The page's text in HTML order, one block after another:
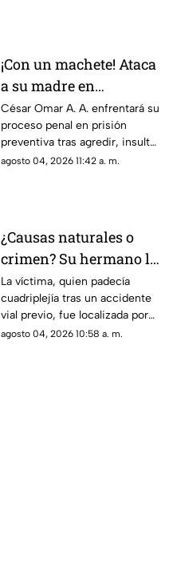
¡Con un machete! Ataca
a su madre en
Chihuahua; la amenazó
por no despertarlo para
ir a trabajar
César Omar A. A. enfrentará su
proceso penal en prisión
preventiva tras agredir, insultar
y amenazar de muerte a su
agosto 04, 2026 11:42 a. m.
¿Causas naturales o
crimen? Su hermano la
encuentra MUERTA,
pero la postura de su
cuerpo desata
sospechas
La víctima, quien padecía
cuadriplejía tras un accidente
vial previo, fue localizada por
su hermano; las autoridades
agosto 04, 2026 10:58 a. m.